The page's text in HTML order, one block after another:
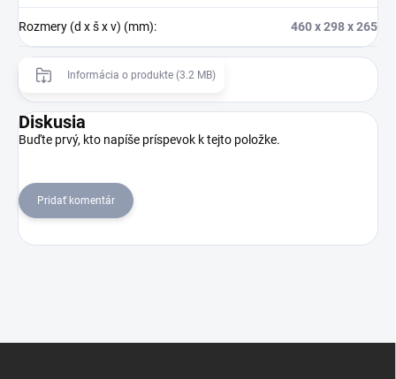
Rozmery (d x š x v) (mm): 460 x 298 x 265
Informácia o produkte (3.2 MB)
Diskusia
Buďte prvý, kto napíše príspevok k tejto položke.
Pridať komentár